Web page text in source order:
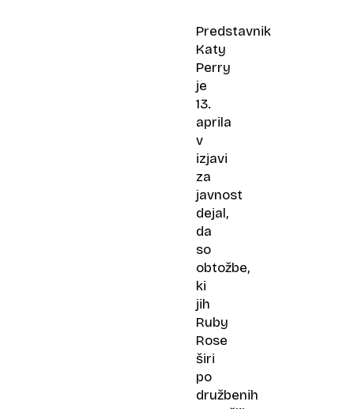
Predstavnik
Katy
Perry
je
13.
aprila
v
izjavi
za
javnost
dejal,
da
so
obtožbe,
ki
jih
Ruby
Rose
širi
po
družbenih